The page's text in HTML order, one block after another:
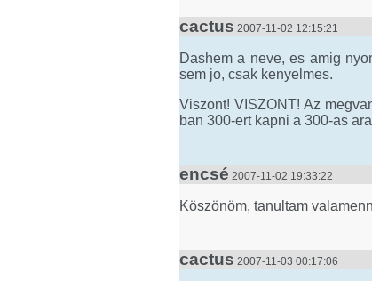
cactus 2007-11-02 12:15:21
Dashem a neve, es amig
sem jo, csak kenyelmes.
Viszont! VISZONT! Az
ban 300-ert kapni a 300-as
encsé 2007-11-02 19:33:22
Köszönöm, tanultam
cactus 2007-11-03 00:17:06